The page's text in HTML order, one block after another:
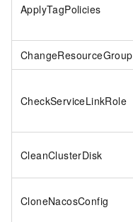
ApplyTagPolicies
ChangeResourceGroup
CheckServiceLinkRole
CleanClusterDisk
CloneNacosConfig